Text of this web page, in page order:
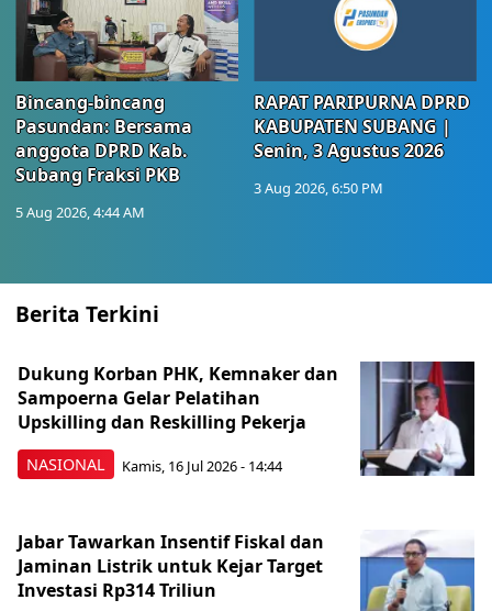
Bincang-bincang
Pasundan: Bersama
anggota DPRD Kab.
Subang Fraksi PKB
5 Aug 2026, 4:44 AM
RAPAT PARIPURNA DPRD
KABUPATEN SUBANG |
Senin, 3 Agustus 2026
3 Aug 2026, 6:50 PM
Berita Terkini
NASIONAL
Dukung Korban PHK, Kemnaker dan
Sampoerna Gelar Pelatihan
Upskilling dan Reskilling Pekerja
Kamis, 16 Jul 2026 - 14:44
Jabar Tawarkan Insentif Fiskal dan
Jaminan Listrik untuk Kejar Target
Investasi Rp314 Triliun